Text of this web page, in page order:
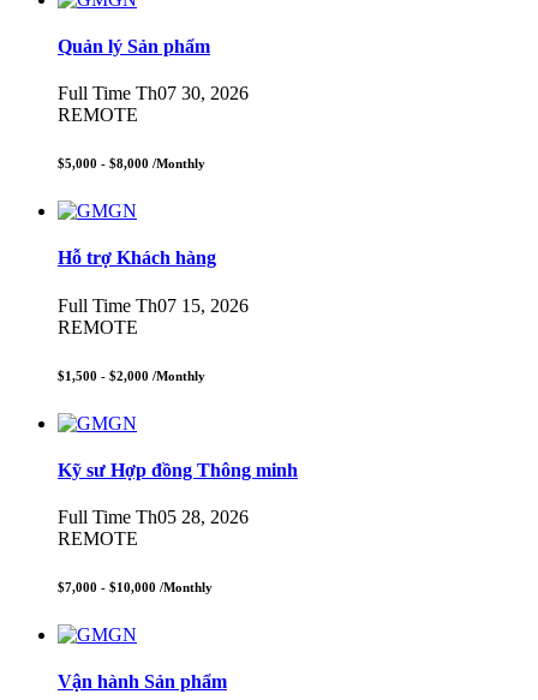
Quản lý Sản phẩm
Full Time Th07 30, 2026
REMOTE
$5,000 - $8,000 /Monthly
Hỗ trợ Khách hàng
Full Time Th07 15, 2026
REMOTE
$1,500 - $2,000 /Monthly
Kỹ sư Hợp đồng Thông minh
Full Time Th05 28, 2026
REMOTE
$7,000 - $10,000 /Monthly
Vận hành Sản phẩm